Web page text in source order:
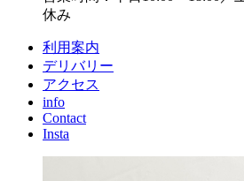
休み
利用案内
デリバリー
アクセス
info
Contact
Insta